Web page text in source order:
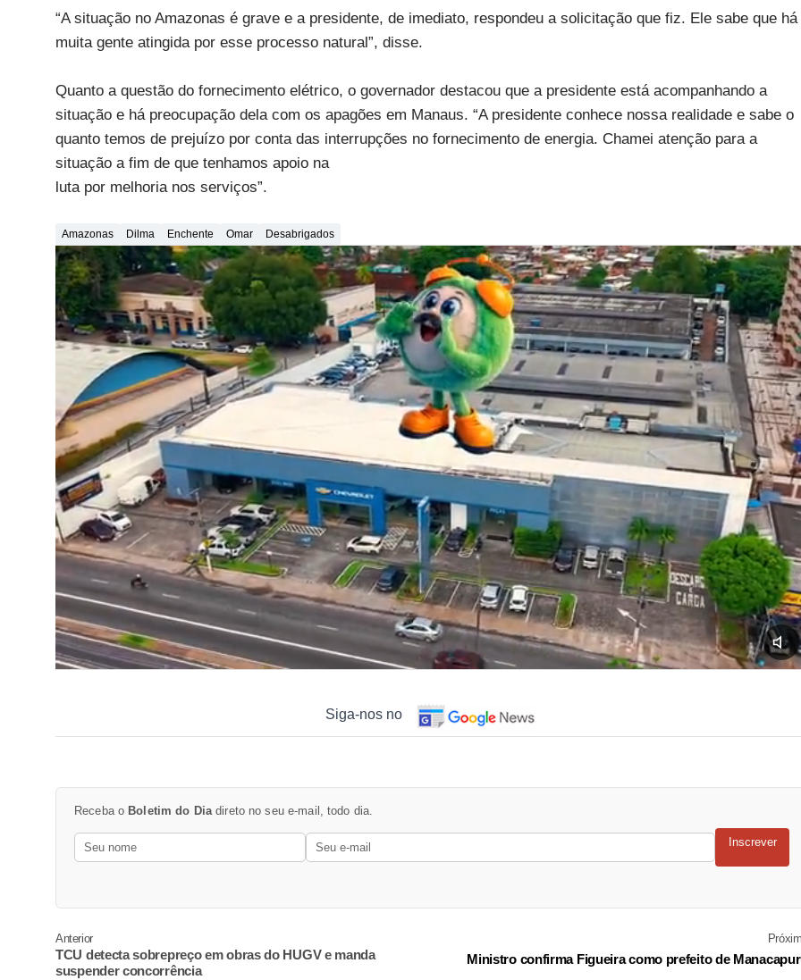
“A situação no Amazonas é grave e a presidente, de imediato, respondeu a solicitação que fiz. Ele sabe que há
muita gente atingida por esse processo natural”, disse.
Quanto a questão do fornecimento elétrico, o governador destacou que a presidente está acompanhando a
situação e há preocupação dela com os apagões em Manaus. “A presidente conhece nossa realidade e sabe o
quanto temos de prejuízo por conta das interrupções no fornecimento de energia. Chamei atenção para a
situação a fim de que tenhamos apoio na
luta por melhoria nos serviços”.
Amazonas Dilma Enchente Omar Desabrigados
Siga-nos no
Receba o Boletim do Diadireto no seu e-mail, todo dia.
Inscrever
Anterior
TCU detecta sobrepreço em obras do HUGV e manda
suspender concorrência
Ministro confirma Figueira como prefeito de